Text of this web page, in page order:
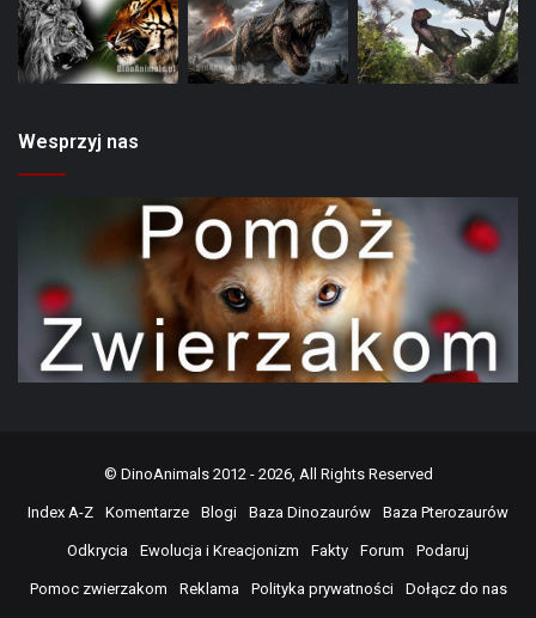
Wesprzyj nas
© DinoAnimals2012 - 2026, All Rights Reserved
Index A-Z Komentarze Blogi Baza Dinozaurów Baza Pterozaurów
Odkrycia Ewolucja i Kreacjonizm Fakty Forum Podaruj
Pomoc zwierzakom Reklama Polityka prywatności Dołącz do nas